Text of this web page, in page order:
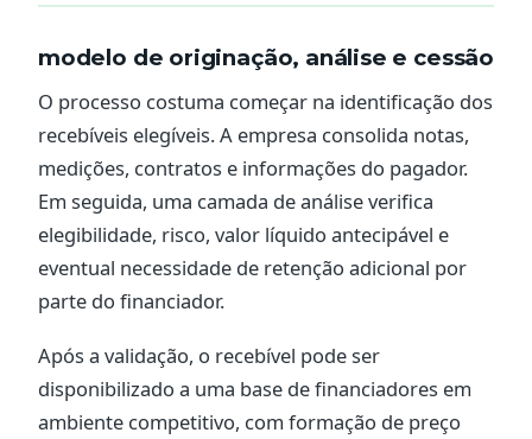
modelo de originação, análise e cessão
O processo costuma começar na identificação dos
recebíveis elegíveis. A empresa consolida notas,
medições, contratos e informações do pagador.
Em seguida, uma camada de análise verifica
elegibilidade, risco, valor líquido antecipável e
eventual necessidade de retenção adicional por
parte do financiador.
Após a validação, o recebível pode ser
disponibilizado a uma base de financiadores em
ambiente competitivo, com formação de preço